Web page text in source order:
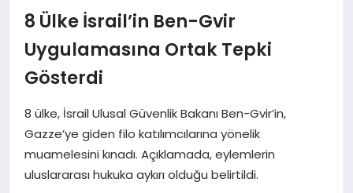
SPOR
SAĞLIK
8 Ülke İsrail’in Ben-Gvir
Uygulamasına Ortak Tepki
Gösterdi
8 ülke, İsrail Ulusal Güvenlik Bakanı Ben-Gvir’in,
Gazze’ye giden filo katılımcılarına yönelik
muamelesini kınadı. Açıklamada, eylemlerin
uluslararası hukuka aykırı olduğu belirtildi.